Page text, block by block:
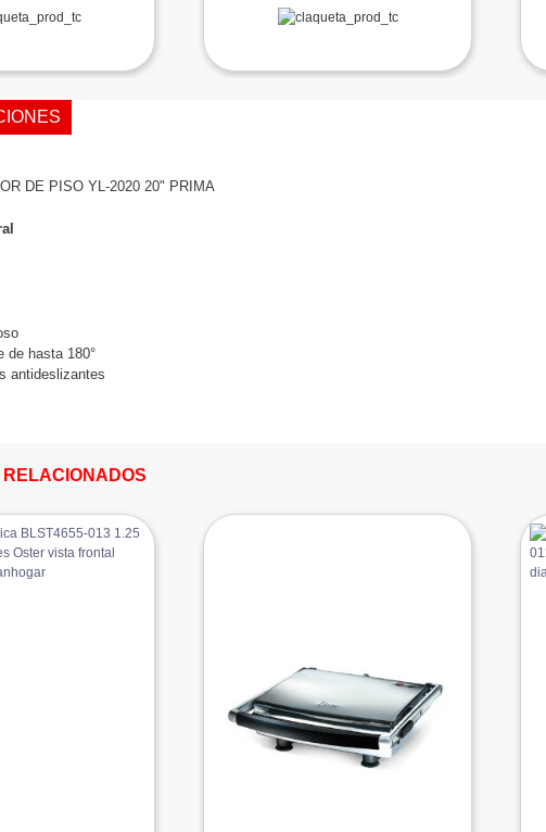
DE PISO YL-2020 20" PRIMA
de hasta 180°
antideslizantes
RELACIONADOS